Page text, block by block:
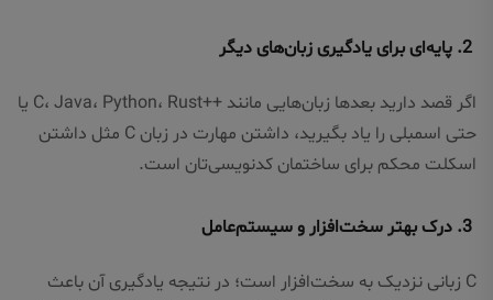
اگر قصد دارید بعدها زبان‌هایی مانند ++C، Java، Python، Rust یا
حتی اسمبلی را یاد بگیرید، داشتن مهارت در زبان C مثل داشتن
اسکلت محکم برای ساختمان کدنویسی‌تان است.
C زبانی نزدیک به سخت‌افزار است؛ در نتیجه یادگیری آن باعث